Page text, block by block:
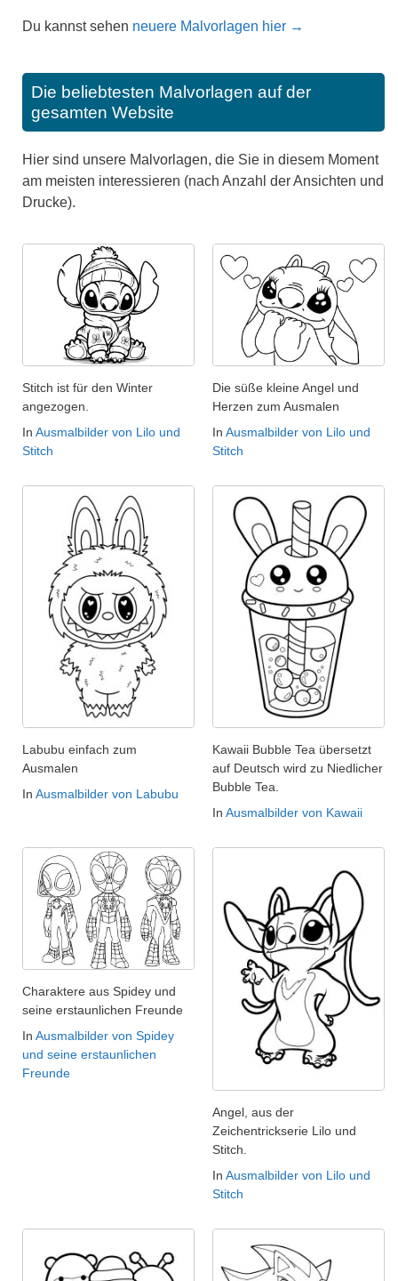
Du kannst sehen neuere Malvorlagen hier →
Die beliebtesten Malvorlagen auf der
gesamten Website
Hier sind unsere Malvorlagen, die Sie in diesem Moment
am meisten interessieren (nach Anzahl der Ansichten und
Drucke).
Stitch ist für den Winter
angezogen.
In Ausmalbilder von Lilo und
Stitch
Die süße kleine Angel und
Herzen zum Ausmalen
In Ausmalbilder von Lilo und
Stitch
Labubu einfach zum
Ausmalen
In Ausmalbilder von Labubu
Kawaii Bubble Tea übersetzt
auf Deutsch wird zu Niedlicher
Bubble Tea.
In Ausmalbilder von Kawaii
Charaktere aus Spidey und
seine erstaunlichen Freunde
In Ausmalbilder von Spidey
und seine erstaunlichen
Freunde
Angel, aus der
Zeichentrickserie Lilo und
Stitch.
In Ausmalbilder von Lilo und
Stitch